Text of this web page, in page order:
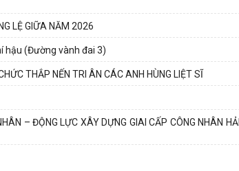
LỆ GIỮA NĂM 2026
hậu (Đường vành đai 3)
THẮP NẾN TRI ÂN CÁC ANH HÙNG LIỆT SĨ
– ĐỘNG LỰC XÂY DỰNG GIAI CẤP CÔNG NHÂN HẢI